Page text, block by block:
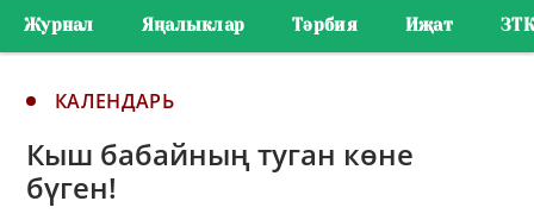
Журнал Яңалыклар Тәрбия Иҗат ЗТК
КАЛЕНДАРЬ
Кыш бабайның туган көне
бүген!